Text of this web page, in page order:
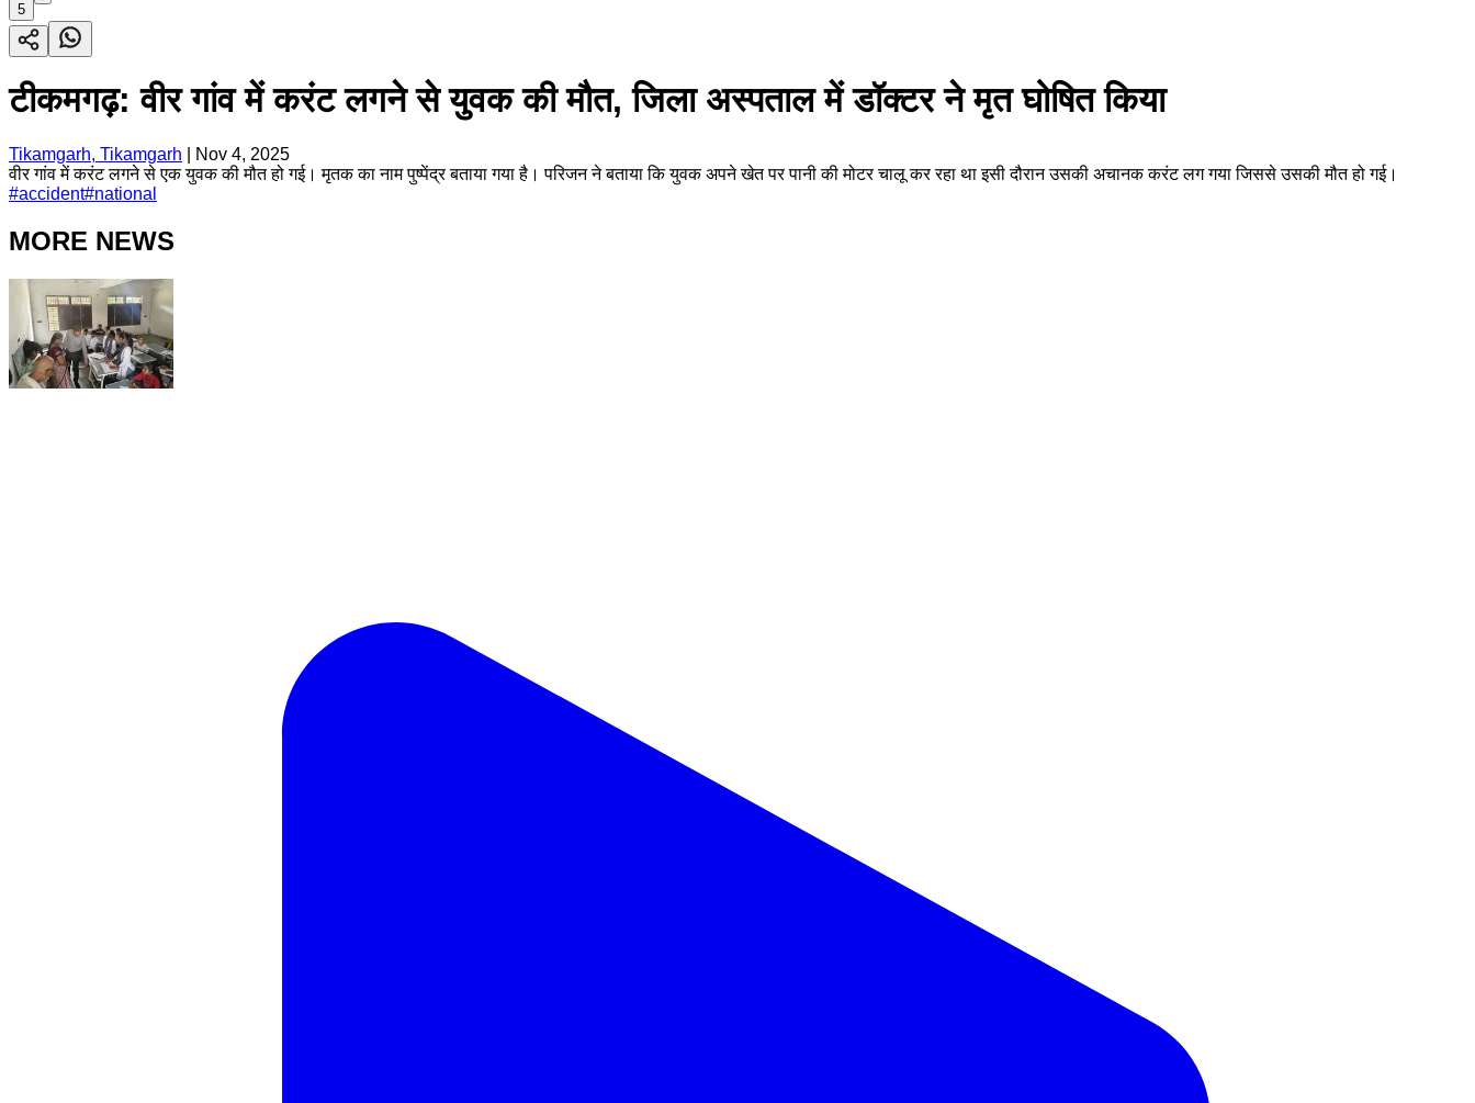
5
टीकमगढ़: वीर गांव में करंट लगने से युवक की मौत, जिला अस्पताल में डॉक्टर ने मृत घोषित किया
Tikamgarh, Tikamgarh
Nov 4, 2025
वीर गांव में करंट लगने से एक युवक की मौत हो गई। मृतक का नाम पुष्पेंद्र बताया गया है। परिजन ने बताया कि युवक अपने खेत पर पानी की मोटर चालू कर रहा था इसी दौरान उसकी अचानक करंट लग गया जिससे उसकी मौत हो गई।
#accident#national
MORE NEWS